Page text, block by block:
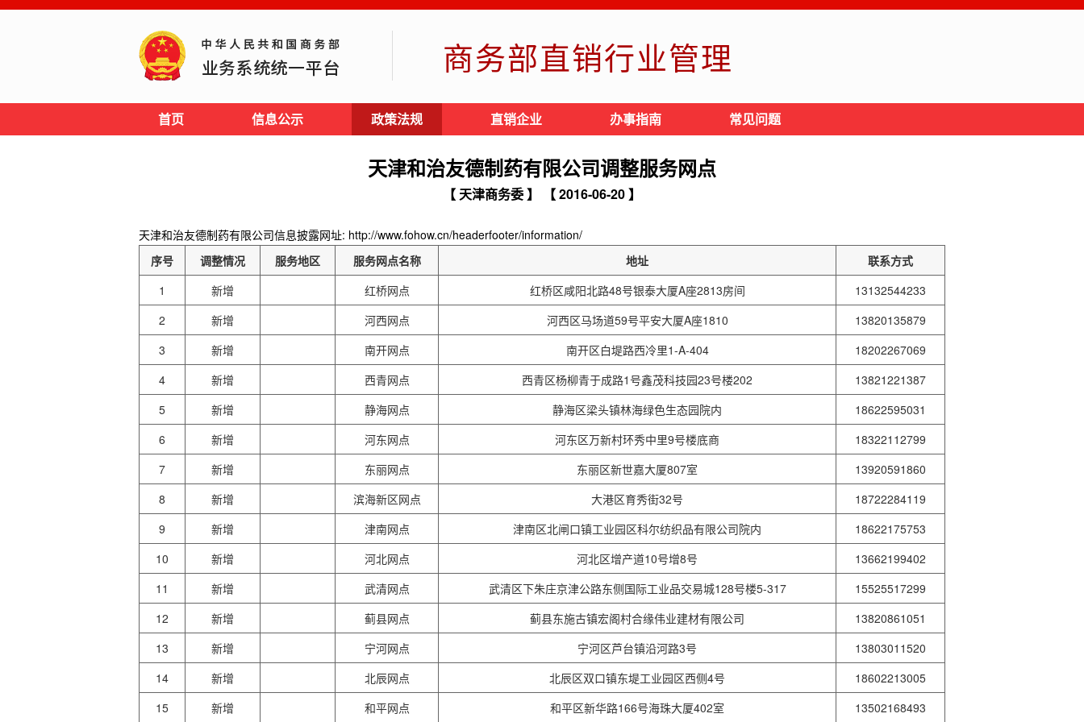
商务部直销行业管理
首页 信息公示 政策法规 直销企业 办事指南 常见问题
天津和治友德制药有限公司调整服务网点
【 天津商务委 】 【 2016-06-20 】
天津和治友德制药有限公司信息披露网址: http://www.fohow.cn/headerfooter/information/
序号
调整情况 服务地区 服务网点名称 地址
联系方式
1
新增 红桥网点 红桥区咸阳北路48号银泰大厦A座2813房间
13132544233
2
新增 河西网点 河西区马场道59号平安大厦A座1810
13820135879
3
新增 南开网点 南开区白堤路西冷里1-A-404
18202267069
4
新增 西青网点 西青区杨柳青于成路1号鑫茂科技园23号楼202
13821221387
5
新增 静海网点 静海区梁头镇林海绿色生态园院内
18622595031
6
新增 河东网点 河东区万新村环秀中里9号楼底商
18322112799
7
新增 东丽网点 东丽区新世嘉大厦807室
13920591860
8
新增 滨海新区网点 大港区育秀街32号
18722284119
9
新增 津南网点 津南区北闸口镇工业园区科尔纺织品有限公司院内
18622175753
10
新增 河北网点 河北区增产道10号增8号
13662199402
11
新增 武清网点 武清区下朱庄京津公路东侧国际工业品交易城128号楼5-317
15525517299
12
新增 蓟县网点 蓟县东施古镇宏阁村合缘伟业建材有限公司
13820861051
13
新增 宁河网点 宁河区芦台镇沿河路3号
13803011520
14
新增 北辰网点 北辰区双口镇东堤工业园区西侧4号
18602213005
15
新增 和平网点 和平区新华路166号海珠大厦402室 13502168493